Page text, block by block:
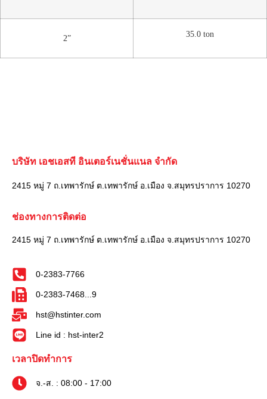
2” 35.0 ton
บริษัท เอชเอสที อินเตอร์เนชั่นแนล จำกัด
2415 หมู่ 7 ถ.เทพารักษ์ ต.เทพารักษ์ อ.เมือง จ.สมุทรปราการ 10270
ช่องทางการติดต่อ
2415 หมู่ 7 ถ.เทพารักษ์ ต.เทพารักษ์ อ.เมือง จ.สมุทรปราการ 10270
0-2383-7766
0-2383-7468...9
hst@hstinter.com
Line id : hst-inter2
เวลาปิดทำการ
จ.-ส. : 08:00 - 17:00